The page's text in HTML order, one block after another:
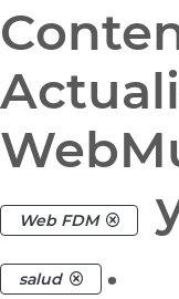
Web FDM
salud .